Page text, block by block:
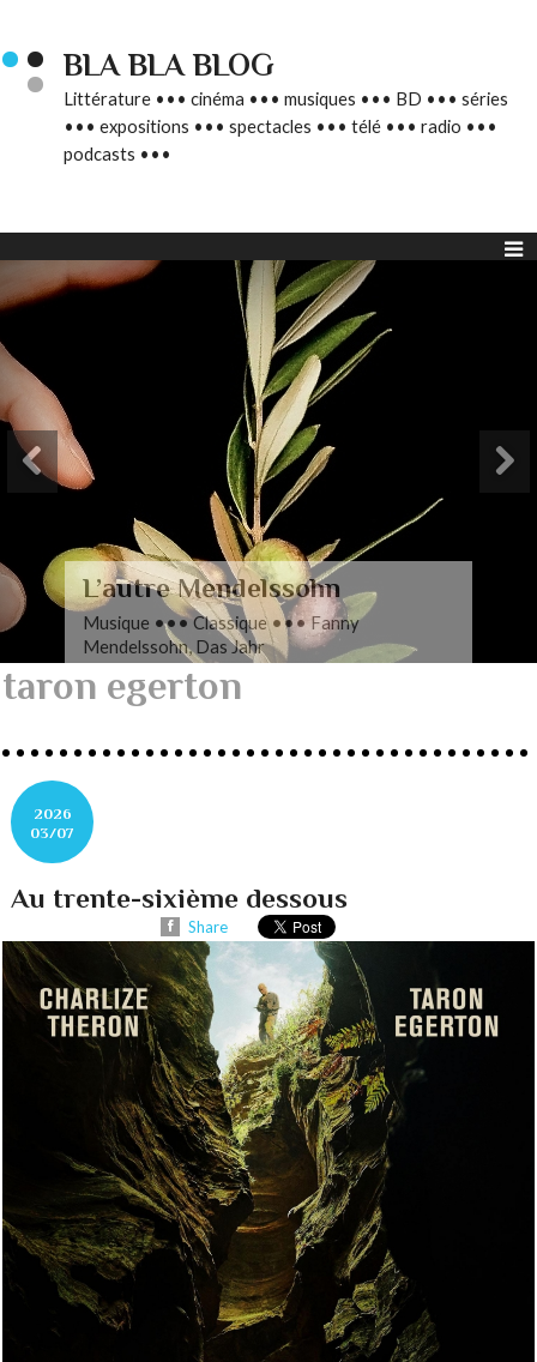
BLA BLA BLOG
Littérature ••• cinéma ••• musiques ••• BD ••• séries
••• expositions ••• spectacles ••• télé ••• radio •••
podcasts •••
L’autre Mendelssohn
Musique ••• Classique ••• Fanny
Mendelssohn, Das Jahr
taron egerton
2026
03/07
Au trente-sixième dessous
Share